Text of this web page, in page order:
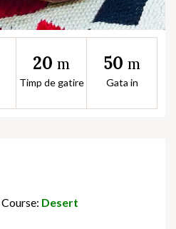
20 m
Timp de gatire
50 m
Gata in
Course: Desert